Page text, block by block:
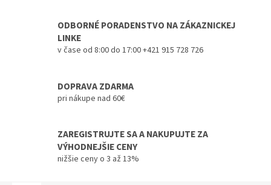
ODBORNÉ PORADENSTVO NA ZÁKAZNICKEJ
LINKE
v čase od 8:00 do 17:00 +421 915 728 726
DOPRAVA ZDARMA
pri nákupe nad 60€
ZAREGISTRUJTE SA A NAKUPUJTE ZA
VÝHODNEJŠIE CENY
nižšie ceny o 3 až 13%